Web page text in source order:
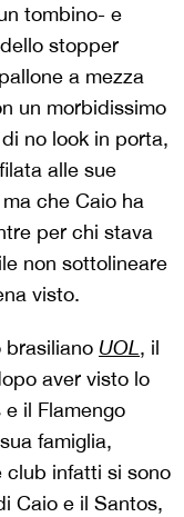
tombino- e
stopper
a mezza
un morbidissimo
no look in porta,
alle sue
che Caio ha
per chi stava
non sottolineare
visto.
UOL , il
aver visto lo
il Flamengo
famiglia,
infatti si sono
Caio e il Santos,